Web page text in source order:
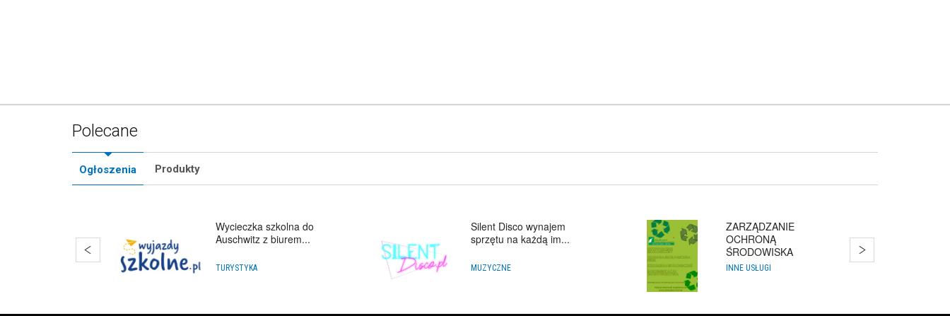
Polecane
Ogłoszenia Produkty
Wycieczka szkolna do
Auschwitz z biurem...
TURYSTYKA
Silent Disco wynajem
sprzętu na każdą im...
MUZYCZNE
ZARZĄDZANIE
OCHRONĄ
ŚRODOWISKA
ZARZĄDZAN...
INNE USŁUGI